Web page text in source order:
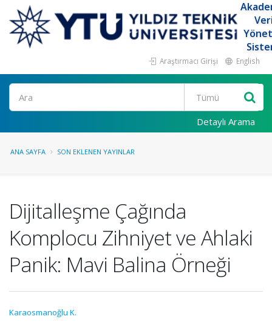
Araştırmacı Girişi English
Ara
Detaylı Arama
ANA SAYFA SON EKLENEN YAYINLAR
Dijitalleşme Çağında
Komplocu Zihniyet ve Ahlaki
Panik: Mavi Balina Örneği
Karaosmanoğlu K.